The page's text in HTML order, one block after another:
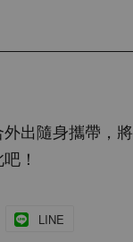
出隨身攜帶，將
！
LINE